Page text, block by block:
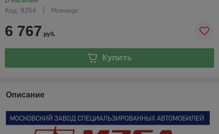
Код: 8254
Розница
6 767 руб.
Купить
Описание